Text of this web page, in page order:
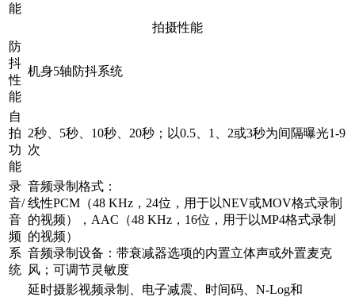
能
拍摄性能
防
抖
性
能
机身5轴防抖系统
自
拍
功
能
2秒、5秒、10秒、20秒；以0.5、1、2或3秒为间隔曝光1-9
次
录
音/
音
频
系
统
音频录制格式：
线性PCM（48 KHz，24位，用于以NEV或MOV格式录制
的视频），AAC（48 KHz，16位，用于以MP4格式录制
的视频）
音频录制设备：带衰减器选项的内置立体声或外置麦克
风；可调节灵敏度
延时摄影视频录制、电子减震、时间码、N-Log和